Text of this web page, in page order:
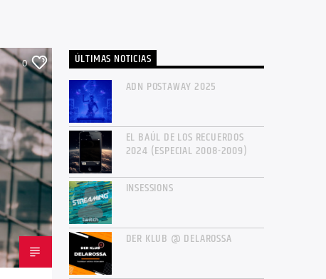
0
ÚLTIMAS NOTICIAS
ADN POSTAWAY 2025
EL BAÚL DE LOS RECUERDOS
2024 (ESPECIAL 2008-2009)
INSESSIONS
DER KLUB @ DELAROSSA